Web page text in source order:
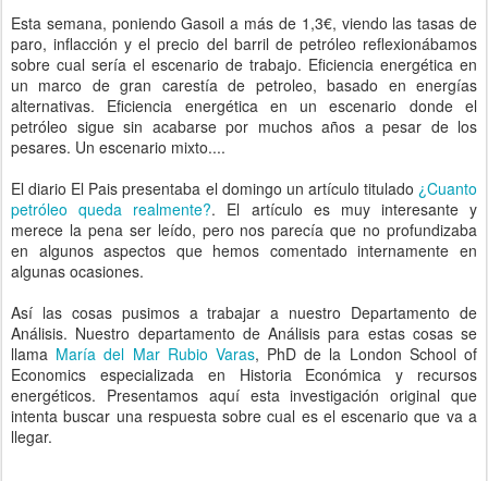
Esta semana, poniendo Gasoil a más de 1,3€, viendo las tasas de
paro, inflacción y el precio del barril de petróleo reflexionábamos
sobre cual sería el escenario de trabajo. Eficiencia energética en
un marco de gran carestía de petroleo, basado en energías
alternativas. Eficiencia energética en un escenario donde el
petróleo sigue sin acabarse por muchos años a pesar de los
pesares. Un escenario mixto....
El diario El Pais presentaba el domingo un artículo titulado ¿Cuanto
petróleo queda realmente?. El artículo es muy interesante y
merece la pena ser leído, pero nos parecía que no profundizaba
en algunos aspectos que hemos comentado internamente en
algunas ocasiones.
Así las cosas pusimos a trabajar a nuestro Departamento de
Análisis. Nuestro departamento de Análisis para estas cosas se
llama María del Mar Rubio Varas, PhD de la London School of
Economics especializada en Historia Económica y recursos
energéticos. Presentamos aquí esta investigación original que
intenta buscar una respuesta sobre cual es el escenario que va a
llegar.